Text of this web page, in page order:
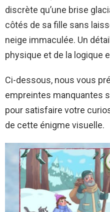
discrète qu’une brise
côtés de sa fille sans
neige immaculée. Un
physique et de la logique
Ci-dessous, nous vous
empreintes manquantes
pour satisfaire votre
de cette énigme visuelle.